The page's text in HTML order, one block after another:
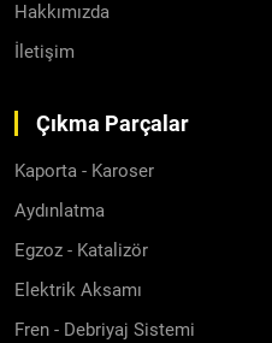
Hakkımızda
İletişim
Çıkma Parçalar
Kaporta - Karoser
Aydınlatma
Egzoz - Katalizör
Elektrik Aksamı
Fren - Debriyaj Sistemi